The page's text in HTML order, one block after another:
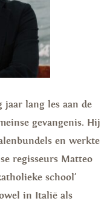
jaar lang les aan de
gevangenis. Hij
en werkte
regisseurs Matteo
school'
in Italië als